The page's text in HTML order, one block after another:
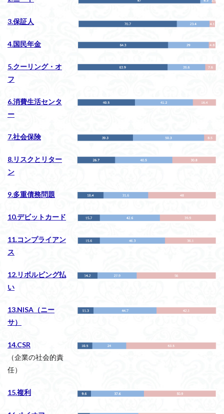
3.保証人
4.国民年金
5.クーリング・オ
フ
6.消費生活センタ
ー
7.社会保険
8.リスクとリター
ン
9.多重債務問題
10.デビットカード
11.コンプライアン
ス
12.リボルビング払
い
13.NISA（ニー
サ）
14.CSR
（企業の社会的責
任）
15.複利